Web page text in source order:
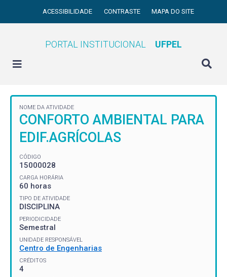
ACESSIBILIDADE CONTRASTE MAPA DO SITE
PORTAL INSTITUCIONAL UFPEL
NOME DA ATIVIDADE
CONFORTO AMBIENTAL PARA
EDIF.AGRÍCOLAS
CÓDIGO
15000028
CARGA HORÁRIA
60 horas
TIPO DE ATIVIDADE
DISCIPLINA
PERIODICIDADE
Semestral
UNIDADE RESPONSÁVEL
Centro de Engenharias
CRÉDITOS
4